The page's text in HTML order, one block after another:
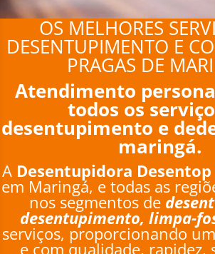
OS MELHORES
DESENTUPIMENTO E
PRAGAS DE
Atendimento
todos os
desentupimento e
maringá.
A Desentupidora
em Maringá, e todas as
nos segmentos de
desentupimento, limpa-
serviços, proporcionando
e com qualidade, rapidez,